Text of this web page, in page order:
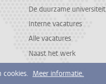
De duurzame universiteit
Interne vacatures
Alle vacatures
Naast het werk
cookies. Meer informatie.